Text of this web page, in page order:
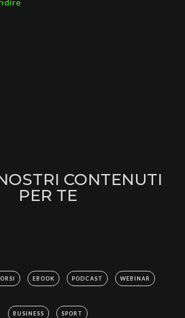
CONTENUTI
PER TE
EBOOK PODCAST WEBINAR
BUSINESS SPORT